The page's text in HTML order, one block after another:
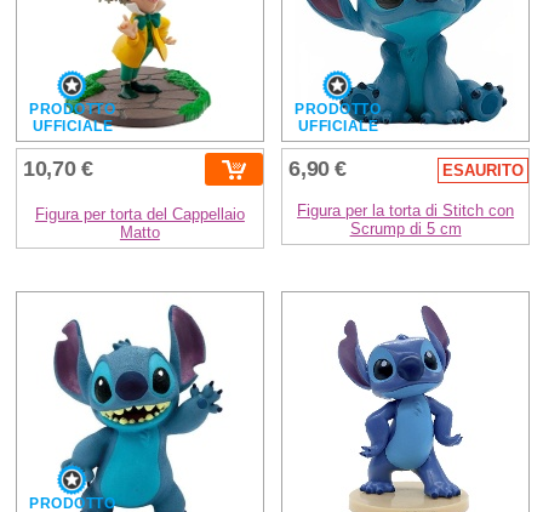
PRODOTTO
UFFICIALE
10,70 €
Figura per torta del Cappellaio
Matto
PRODOTTO
UFFICIALE
6,90 € ESAURITO
Figura per la torta di Stitch con
Scrump di 5 cm
PRODOTTO